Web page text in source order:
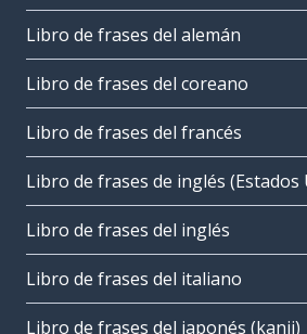
Libro de frases del alemán
Libro de frases del coreano
Libro de frases del francés
Libro de frases de inglés (Estados
Libro de frases del inglés
Libro de frases del italiano
Libro de frases del japonés (kanji)